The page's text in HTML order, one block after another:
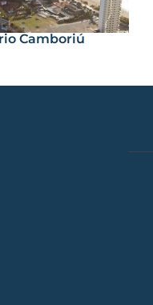
Camboriú